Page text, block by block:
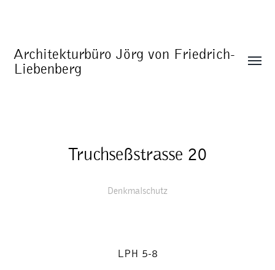
Architekturbüro Jörg von Friedrich-
Liebenberg
Truchseßstrasse 20
Denkmalschutz
LPH 5-8